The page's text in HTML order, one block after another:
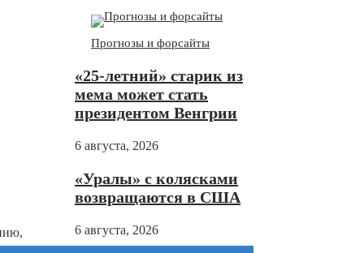
Прогнозы и форсайты
«25-летний» старик из
мема может стать
президентом Венгрии
6 августа, 2026
«Уралы» с колясками
возвращаются в США
6 августа, 2026